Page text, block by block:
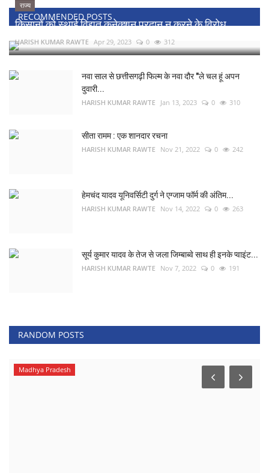
RECOMMENDED POSTS
राज्य
किसानों को स्थाई विद्युत कनेक्शन प्रदान न करने के विरोध...
HARISH KUMAR RAWTE Apr 29, 2023 0 312
नवा साल से छत्तीसगढ़ी फिल्म के नवा दौर "ले चल हूं अपन
दुवारी...
HARISH KUMAR RAWTE Jan 13, 2023 0 310
सीता रामम : एक शानदार रचना
HARISH KUMAR RAWTE Nov 21, 2022 0 242
हेमचंद यादव यूनिवर्सिटी दुर्ग ने एग्जाम फॉर्म की अंतिम...
HARISH KUMAR RAWTE Nov 14, 2022 0 263
सूर्य कुमार यादव के तेज से जला जिम्बाब्वे साथ ही इनके प्वाइंट...
HARISH KUMAR RAWTE Nov 7, 2022 0 191
RANDOM POSTS
Madhya Pradesh